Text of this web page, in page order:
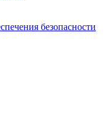
безопасности